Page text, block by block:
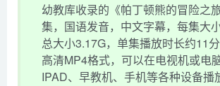
幼教库收录的《帕丁顿熊的冒险之
集，国语发音，中文字幕，每集大
总大小3.17G，单集播放时长约11
高清MP4格式，可以在电视机或电
IPAD、早教机、手机等各种设备播